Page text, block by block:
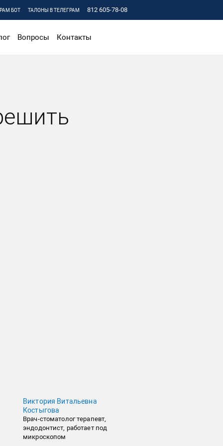
БОТ ТАЛОНЫ В ТЕЛЕГРАМ 812 605-78-08
Вопросы Контакты
Виктория Витальевна
Костыгова
Врач-стоматолог терапевт,
эндодонтист, работает под
микроскопом